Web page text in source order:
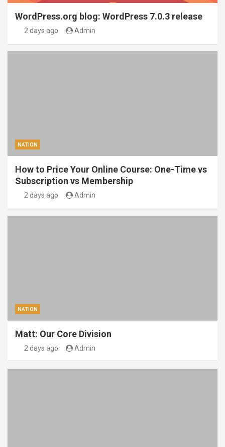
WordPress.org blog: WordPress 7.0.3 release
2 days ago Admin
NATION
How to Price Your Online Course: One-Time vs
Subscription vs Membership
2 days ago Admin
NATION
Matt: Our Core Division
2 days ago Admin